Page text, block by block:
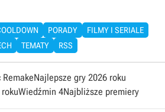
PORADY
FILMY I SERIALE
TEMATY RSS
Najlepsze gry 2026 roku
Wiedźmin 4Najbliższe premiery